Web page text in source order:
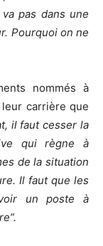
pas dans une
Pourquoi on ne
nommés à
carrière que
il faut cesser la
qui règne à
de la situation
Il faut que les
un poste à